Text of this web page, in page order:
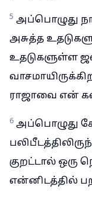
5 அப்பொழுது
அசுத்த
உதடுகளுள்ள
ராஜாவை என்
6 அப்பொழுது
குறட்டால் ஒரு
என்னிடத்தில்